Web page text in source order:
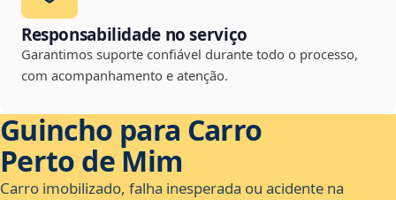
Responsabilidade no serviço
Garantimos suporte confiável durante todo o processo,
com acompanhamento e atenção.
Guincho para Carro
Perto de Mim
Carro imobilizado, falha inesperada ou acidente na